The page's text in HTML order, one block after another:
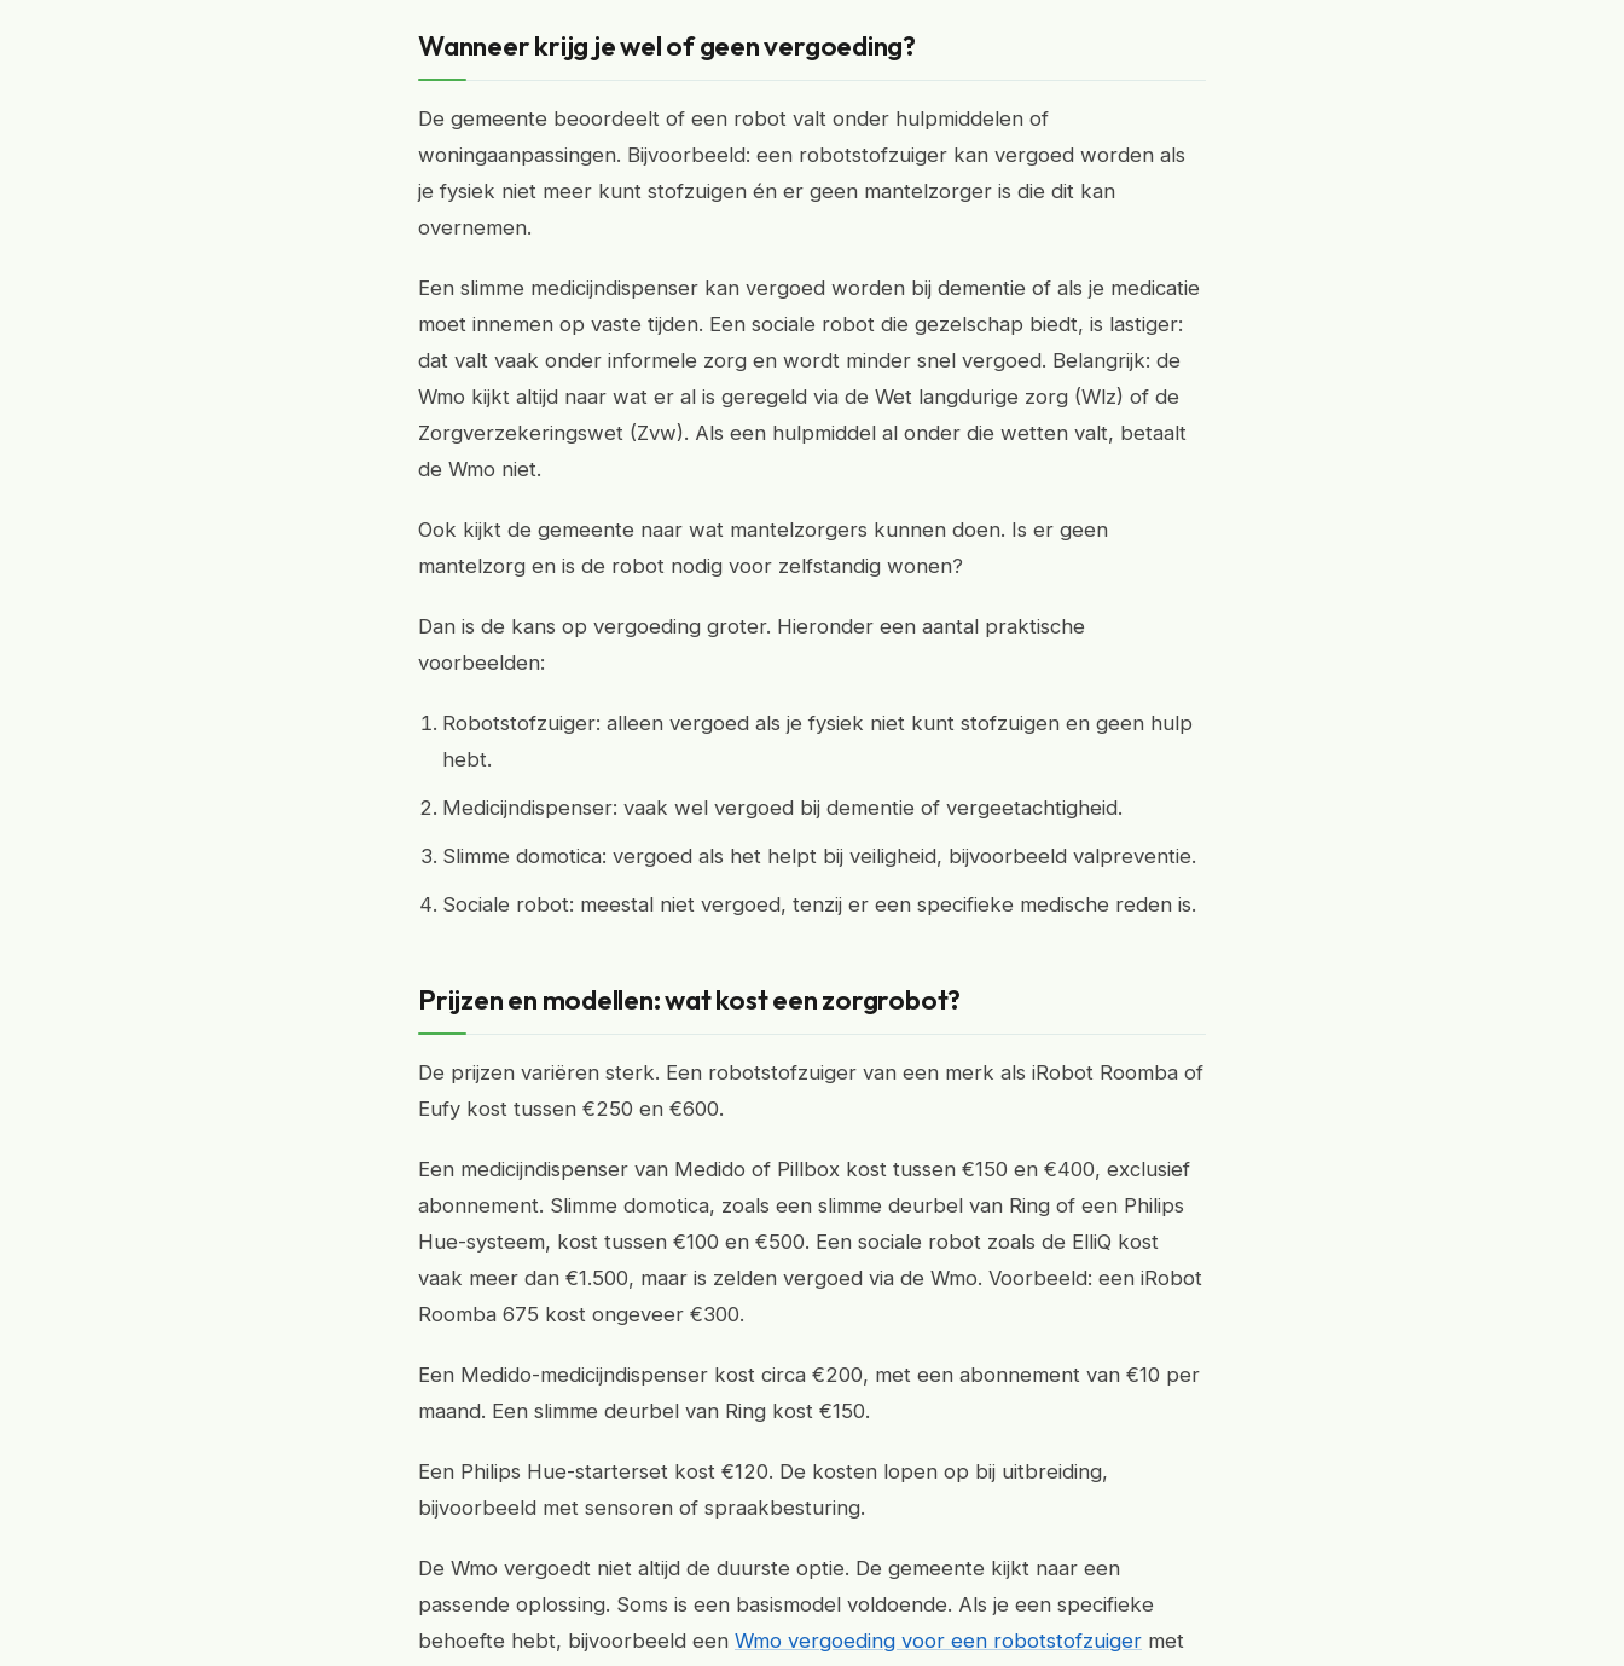
Wanneer krijg je wel of geen vergoeding?
De gemeente beoordeelt of een robot valt onder hulpmiddelen of
woningaanpassingen. Bijvoorbeeld: een robotstofzuiger kan vergoed worden als
je fysiek niet meer kunt stofzuigen én er geen mantelzorger is die dit kan
overnemen.
Een slimme medicijndispenser kan vergoed worden bij dementie of als je medicatie
moet innemen op vaste tijden. Een sociale robot die gezelschap biedt, is lastiger:
dat valt vaak onder informele zorg en wordt minder snel vergoed. Belangrijk: de
Wmo kijkt altijd naar wat er al is geregeld via de Wet langdurige zorg (Wlz) of de
Zorgverzekeringswet (Zvw). Als een hulpmiddel al onder die wetten valt, betaalt
de Wmo niet.
Ook kijkt de gemeente naar wat mantelzorgers kunnen doen. Is er geen
mantelzorg en is de robot nodig voor zelfstandig wonen?
Dan is de kans op vergoeding groter. Hieronder een aantal praktische
voorbeelden:
Robotstofzuiger: alleen vergoed als je fysiek niet kunt stofzuigen en geen hulp
hebt.
Medicijndispenser: vaak wel vergoed bij dementie of vergeetachtigheid.
Slimme domotica: vergoed als het helpt bij veiligheid, bijvoorbeeld valpreventie.
Sociale robot: meestal niet vergoed, tenzij er een specifieke medische reden is.
Prijzen en modellen: wat kost een zorgrobot?
De prijzen variëren sterk. Een robotstofzuiger van een merk als iRobot Roomba of
Eufy kost tussen €250 en €600.
Een medicijndispenser van Medido of Pillbox kost tussen €150 en €400, exclusief
abonnement. Slimme domotica, zoals een slimme deurbel van Ring of een Philips
Hue-systeem, kost tussen €100 en €500. Een sociale robot zoals de ElliQ kost
vaak meer dan €1.500, maar is zelden vergoed via de Wmo. Voorbeeld: een iRobot
Roomba 675 kost ongeveer €300.
Een Medido-medicijndispenser kost circa €200, met een abonnement van €10 per
maand. Een slimme deurbel van Ring kost €150.
Een Philips Hue-starterset kost €120. De kosten lopen op bij uitbreiding,
bijvoorbeeld met sensoren of spraakbesturing.
De Wmo vergoedt niet altijd de duurste optie. De gemeente kijkt naar een
passende oplossing. Soms is een basismodel voldoende. Als je een specifieke
behoefte hebt, bijvoorbeeld een Wmo vergoeding voor een robotstofzuiger met